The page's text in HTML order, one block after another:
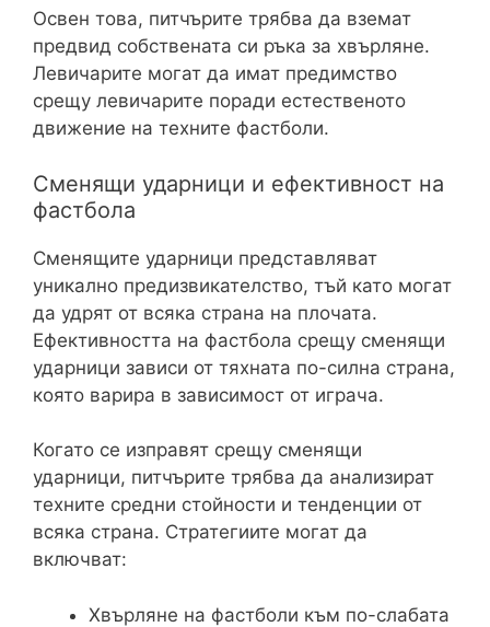
Освен това, питчърите трябва да вземат
предвид собствената си ръка за хвърляне.
Левичарите могат да имат предимство
срещу левичарите поради естественото
движение на техните фастболи.
Сменящи ударници и ефективност на
фастбола
Сменящите ударници представляват
уникално предизвикателство, тъй като могат
да удрят от всяка страна на плочата.
Ефективността на фастбола срещу сменящи
ударници зависи от тяхната по-силна страна,
която варира в зависимост от играча.
Когато се изправят срещу сменящи
ударници, питчърите трябва да анализират
техните средни стойности и тенденции от
всяка страна. Стратегиите могат да
включват:
Хвърляне на фастболи към по-слабата